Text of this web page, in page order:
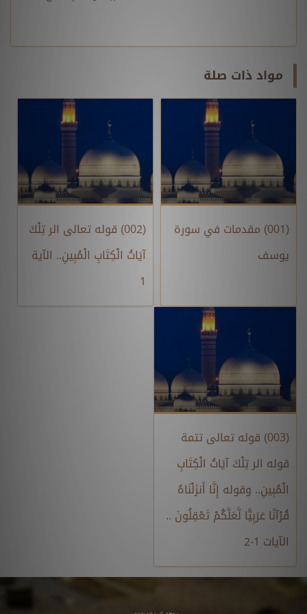
مواد ذات صلة
(001) مقدمات في سورة
يوسف
(002) قوله تعالى الر تِلْكَ
آيَاتُ الْكِتَابِ الْمُبِينِ.. الآية
1
(003) قوله تعالى تتمة
قوله الر تِلْكَ آيَاتُ الْكِتَابِ
الْمُبِينِ.. وقوله إِنَّا أَنزَلْنَاهُ
قُرْآنًا عَرَبِيًّا لَّعَلَّكُمْ تَعْقِلُونَ ..
الآيات 1-2